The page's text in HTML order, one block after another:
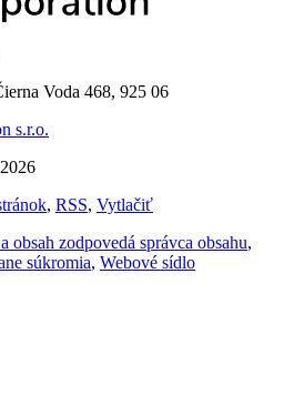
Voda 468, 925 06
s.r.o.
, RSS, Vytlačiť
obsah zodpovedá správca obsahu,
súkromia, Webové sídlo